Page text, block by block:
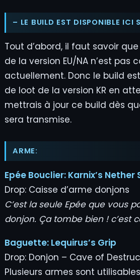
– LE BUILD EST DISPONIBLE ICI
Tout d’abord, il faut savoir
de la version EU/NA n’est pas
actuellement. Donc le build
de loot de la version KR en
mettrais à jour ce build dès
sera transmise.
ARME:
Epée Bouclier:Karnix’s Nether
Drop: Caisse d’arme donjons
C’est la seule Epée que vous
donjon. Ça tombe bien ! c’est
Baguette:Lequirus’s Grip
Drop: Donjon – Cave of
Plusieurs armes sont